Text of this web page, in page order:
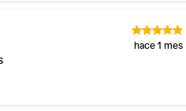
hace 1 mes